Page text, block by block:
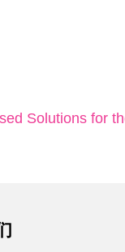
Solutions for